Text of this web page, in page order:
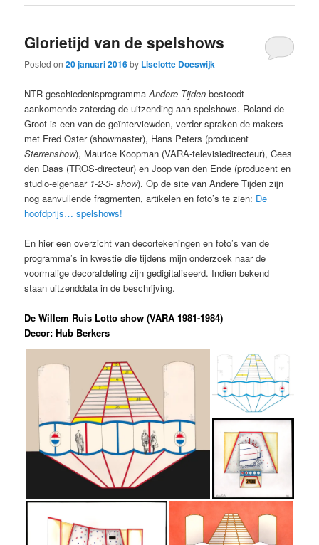
Glorietijd van de spelshows
Posted on20 januari 2016by Liselotte Doeswijk
NTR geschiedenisprogrammaAndere Tijden besteedt
aankomende zaterdag de uitzending aan spelshows. Roland de
Groot is een van de geïnterviewden, verder spraken de makers
met Fred Oster (showmaster), Hans Peters (producent
Sterrenshow), Maurice Koopman (VARA-televisiedirecteur), Cees
den Daas (TROS-directeur) en Joop van den Ende (producent en
studio-eigenaar 1-2-3- show). Op de site van Andere Tijden zijn
nog aanvullende fragmenten, artikelen en foto’s te zien: De
hoofdprijs… spelshows!
En hier een overzicht van decortekeningen en foto’s van de
programma’s in kwestie die tijdens mijn onderzoek naar de
voormalige decorafdeling zijn gedigitaliseerd. Indien bekend
staan uitzenddata in de beschrijving.
De Willem Ruis Lotto show (VARA 1981-1984)
Decor: Hub Berkers